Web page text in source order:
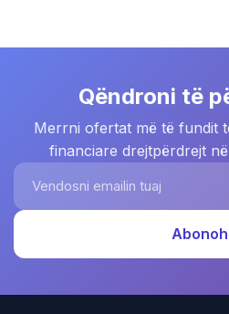
Qëndroni të
Merrni ofertat më të fundit
financiare drejtpërdrejt
Vendosni emailin tuaj